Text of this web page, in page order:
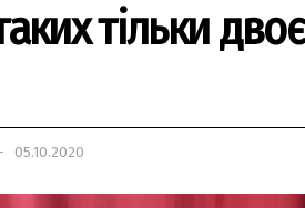
тільки двоє
05.10.2020